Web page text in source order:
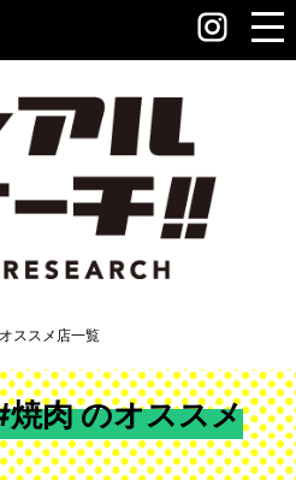
ススメ店一覧
焼肉 のオススメ